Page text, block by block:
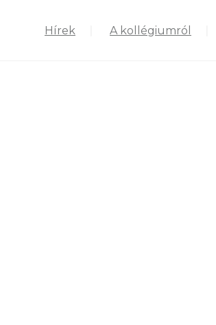
Hírek A kollégiumról